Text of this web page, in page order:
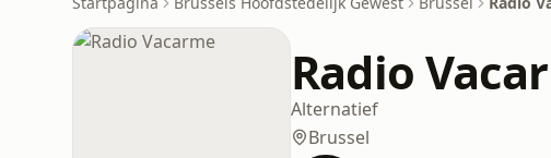
Radio
Alternatief
Brussel